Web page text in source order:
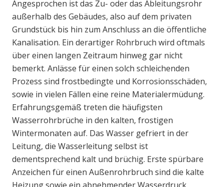
Angesprochen ist das Zu- oder das Ableitungsrohr
außerhalb des Gebäudes, also auf dem privaten
Grundstück bis hin zum Anschluss an die öffentliche
Kanalisation. Ein derartiger Rohrbruch wird oftmals
über einen langen Zeitraum hinweg gar nicht
bemerkt. Anlässe für einen solch schleichenden
Prozess sind frostbedingte und Korrosionsschäden,
sowie in vielen Fällen eine reine Materialermüdung.
Erfahrungsgemäß treten die häufigsten
Wasserrohrbrüche in den kalten, frostigen
Wintermonaten auf. Das Wasser gefriert in der
Leitung, die Wasserleitung selbst ist
dementsprechend kalt und brüchig. Erste spürbare
Anzeichen für einen Außenrohrbruch sind die kalte